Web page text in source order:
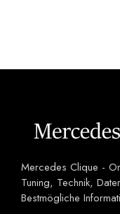
Mercedes Clique -
Tuning, Technik,
Bestmögliche